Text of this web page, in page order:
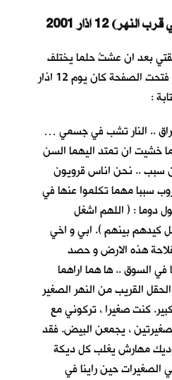
12 اذار 2001
بعد ان عشتُ حلما يختلف
عن أحلام اليقظة السابقة. فتحت الصفحة كان يوم 12 اذار
.. النار تشب في جسمي …
خشيت ان تمتد اليهما السن
سبب .. نحن اناس قرويون
سببا مهما تكلموا عنها في
دوما : ( اللهم اشغل
كيدهم بينهم ). ابي و اخي
هذه الارض و حصد
السوق .. ها هما اراهما
القريب من النهر الصغير
كنت صغيرا ، تركوني مع
، يجمعن البيض. فقد
مهارش يغلب كل ديكة
الصغيرات حين راينا في